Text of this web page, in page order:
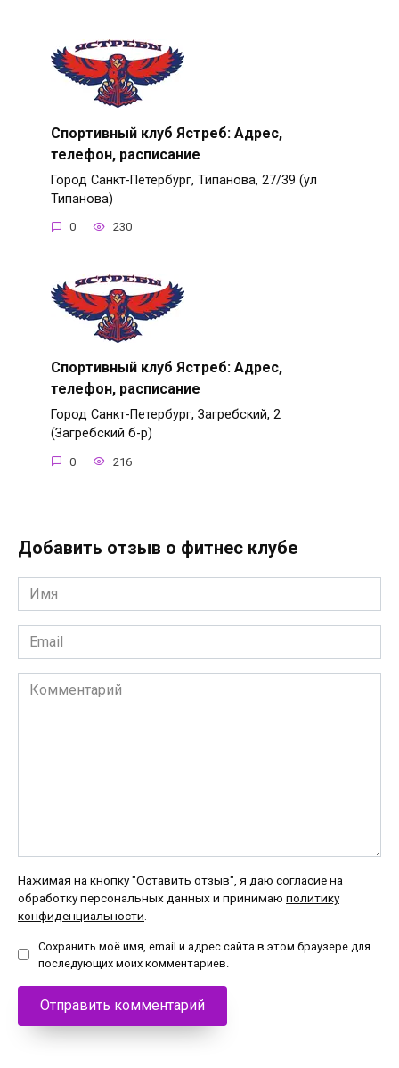
Спортивный клуб Ястреб: Адрес,
телефон, расписание
Город Санкт-Петербург, Типанова, 27/39 (ул
Типанова)
0 230
Спортивный клуб Ястреб: Адрес,
телефон, расписание
Город Санкт-Петербург, Загребский, 2
(Загребский б-р)
0 216
Добавить отзыв о фитнес клубе
Имя
*
Email
*
Комментарий
Нажимая на кнопку "Оставить отзыв", я даю согласие на
обработку персональных данных и принимаю политику
конфиденциальности
Сохранить моё имя, email и адрес сайта в этом браузере для
последующих моих комментариев.